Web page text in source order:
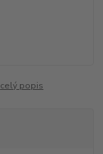
celý popis